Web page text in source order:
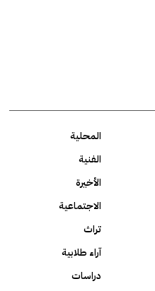
المحلية
الفنية
الأخيرة
الاجتماعية
تراث
آراء طلابية
دراسات